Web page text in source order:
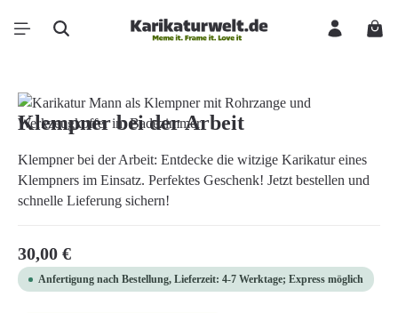
Zum Hauptinhalt springen
Bildergalerie überspringen
Klempner bei der Arbeit
Klempner bei der Arbeit: Entdecke die witzige Karikatur eines
Klempners im Einsatz. Perfektes Geschenk! Jetzt bestellen und
schnelle Lieferung sichern!
Regulärer Preis:
30,00 €
Anfertigung nach Bestellung, Lieferzeit: 4-7 Werktage; Express möglich